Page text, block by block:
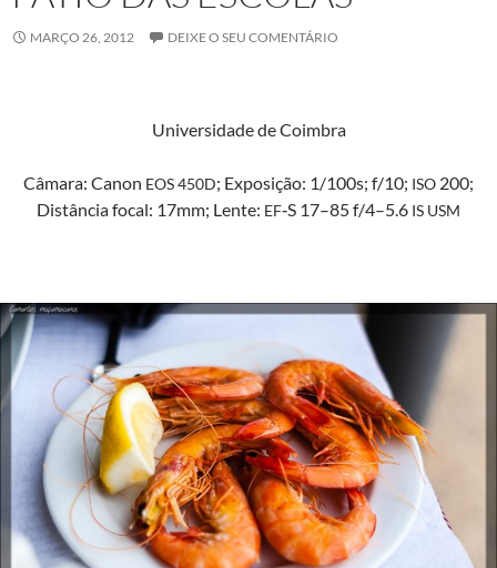
MARÇO 26, 2012 DEIXE O SEU COMENTÁRIO
Uni­ver­si­dade de Coimbra
Câmara: Canon EOS450D; Exposição: 1/100s; f/10; ISO 200;
Dis­tân­cia focal: 17mm; Lente: EF‑S 17–85 f/4–5.6 IS USM